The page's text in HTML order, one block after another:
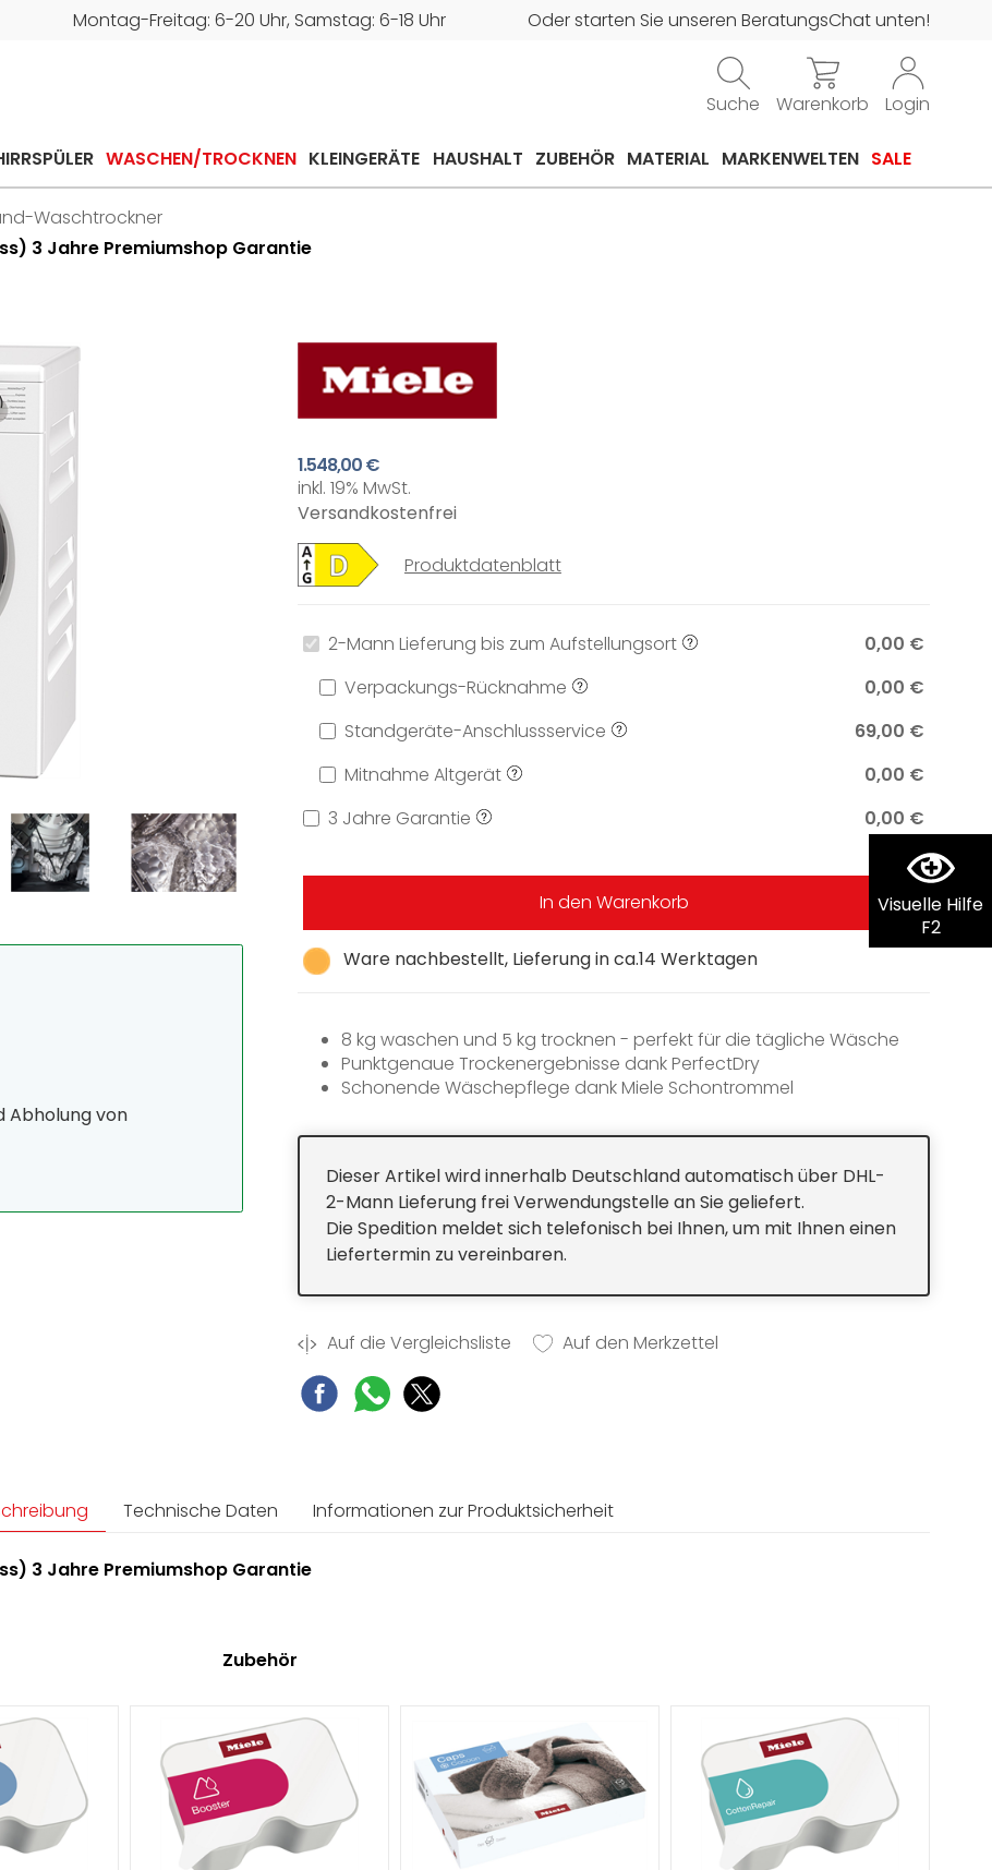
Visuelle Hilfe
F2
Montag-Freitag: 6-20 Uhr, Samstag: 6-18 Uhr Oder starten Sie unseren BeratungsChat unten!
Suche Warenkorb Login
WASCHEN/TROCKNEN KLEINGERÄTE HAUSHALT ZUBEHÖR MATERIAL MARKENWELTEN SALE
Waschtrockner
3 Jahre Premiumshop Garantie
Abholung von
1.548,00 €
inkl. 19% MwSt.
Versandkostenfrei
Produktdatenblatt
Ware nachbestellt, Lieferung in ca.14 Werktagen
2-Mann Lieferung bis zum Aufstellungsort
0,00 €
Verpackungs-Rücknahme
0,00 €
Standgeräte-Anschlussservice
69,00 €
Mitnahme Altgerät
0,00 €
3 Jahre Garantie
0,00 €
In den Warenkorb
8 kg waschen und 5 kg trocknen - perfekt für die tägliche Wäsche
Punktgenaue Trockenergebnisse dank PerfectDry
Schonende Wäschepflege dank Miele Schontrommel
Miele@home - clever vernetzt für mehr Möglichkeiten
Dieser Artikel wird innerhalb Deutschland automatisch über DHL-
2-Mann Lieferung frei Verwendungstelle an Sie geliefert.
Die Spedition meldet sich telefonisch bei Ihnen, um mit Ihnen einen
Liefertermin zu vereinbaren.
Auf die Vergleichsliste Auf den Merkzettel
Technische Daten Informationen zur Produktsicherheit
3 Jahre Premiumshop Garantie
Zubehör